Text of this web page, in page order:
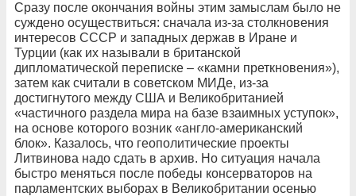
Сразу после окончания войны этим замыслам было не
суждено осуществиться: сначала из-за столкновения
интересов СССР и западных держав в Иране и
Турции (как их называли в британской
дипломатической переписке – «камни преткновения»),
затем как считали в советском МИДе, из-за
достигнутого между США и Великобританией
«частичного раздела мира на базе взаимных уступок»,
на основе которого возник «англо-американский
блок». Казалось, что геополитические проекты
Литвинова надо сдать в архив. Но ситуация начала
быстро меняться после победы консерваторов на
парламентских выборах в Великобритании осенью